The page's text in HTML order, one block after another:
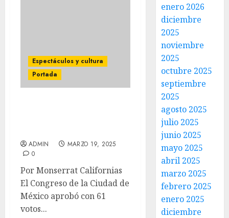
Espectáculos y cultura
Portada
ADMIN
MARZO 19, 2025
0
Por Monserrat Californias
El Congreso de la Ciudad de
México aprobó con 61
votos...
enero 2026
diciembre
2025
noviembre
2025
octubre 2025
septiembre
2025
agosto 2025
julio 2025
junio 2025
mayo 2025
abril 2025
marzo 2025
febrero 2025
enero 2025
diciembre